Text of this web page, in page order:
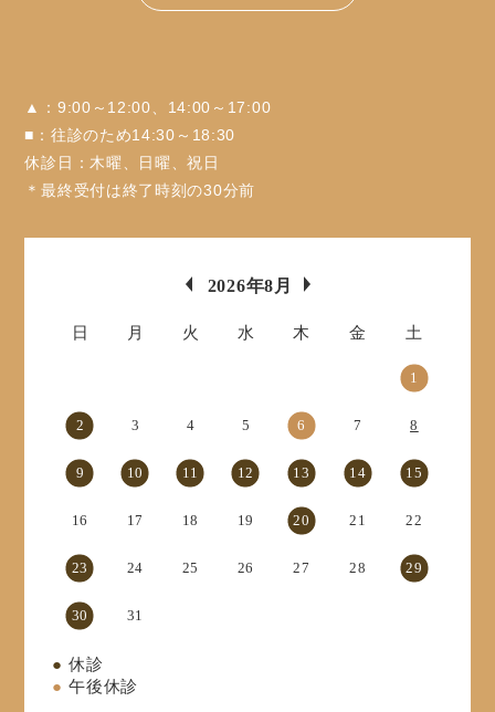
▲：9:00～12:00、14:00～17:00
■：往診のため14:30～18:30
休診日：木曜、日曜、祝日
＊最終受付は終了時刻の30分前
«
2026年8月
日 月 火 水 木 金 土
1
2 3 4 5 6 7 8
9 10 11 12 13 14 15
16 17 18 19 20 21 22
23 24 25 26 27 28 29
30 31
● 休診
● 午後休診